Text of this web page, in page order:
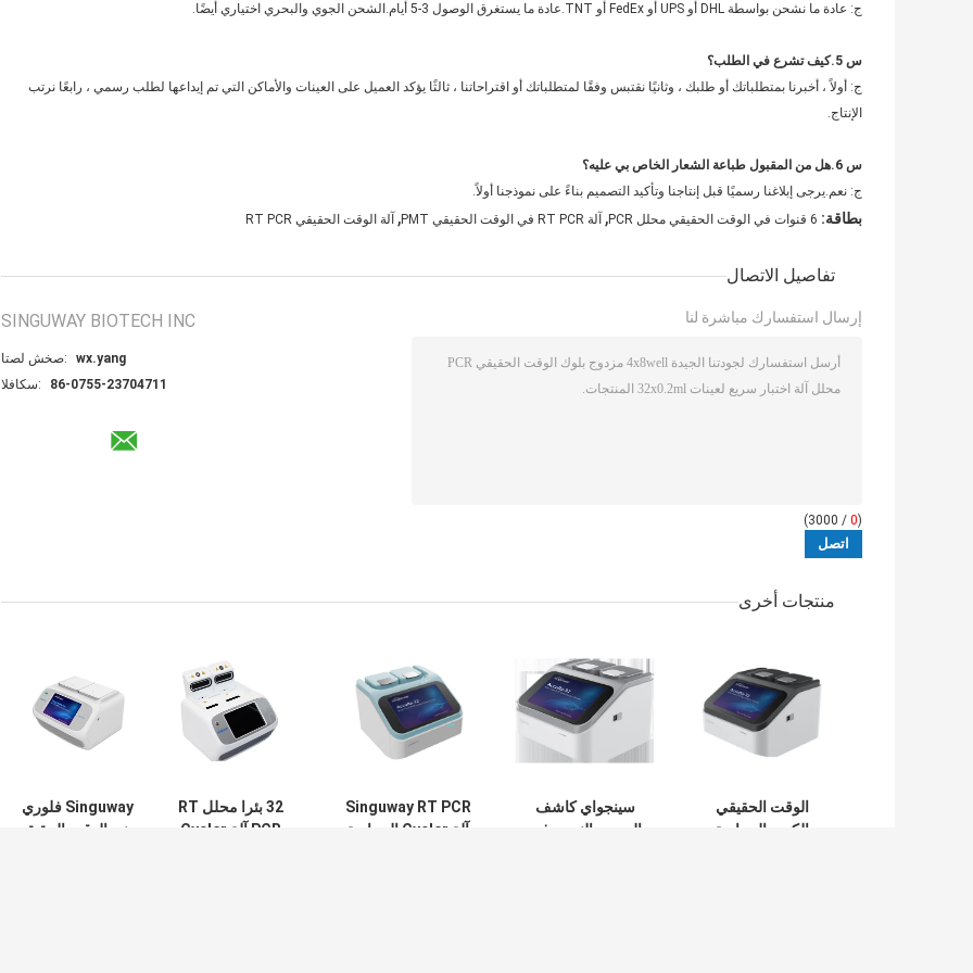
ج: عادة ما نشحن بواسطة DHL أو UPS أو FedEx أو TNT.عادة ما يستغرق الوصول 3-5 أيام.الشحن الجوي والبحري اختياري أيضًا.
س 5.كيف تشرع في الطلب؟
ج: أولاً ، أخبرنا بمتطلباتك أو طلبك ، وثانيًا نقتبس وفقًا لمتطلباتك أو اقتراحاتنا ، ثالثًا يؤكد العميل على العينات والأماكن التي تم إيداعها لطلب رسمي ، رابعًا نرتب
الإنتاج.
س 6.هل من المقبول طباعة الشعار الخاص بي عليه؟
ج: نعم.يرجى إبلاغنا رسميًا قبل إنتاجنا وتأكيد التصميم بناءً على نموذجنا أولاً.
بطاقة: 6 قنوات في الوقت الحقيقي محلل PCR , آلة RT PCR في الوقت الحقيقي PMT , آلة الوقت الحقيقي RT PCR
تفاصيل الاتصال
SINGUWAY BIOTECH INC
اتصل شخص:
wx.yang
الفاكس:
86-0755-23704711
إرسال استفسارك مباشرة لنا
(
0
/ 3000)
منتجات أخرى
الوقت الحقيقي
الكمي الحرارية
سينجواي كاشف
الحمض النووي في
Singuway RT PCR
آلة Cycler الحرارية
32 بئرا محلل RT
PCR آلة Cycler
Singuway فلوري
ميني الوقت الحقيقي